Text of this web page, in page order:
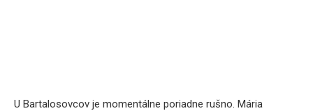
U Bartalosovcov je momentálne poriadne rušno. Mária